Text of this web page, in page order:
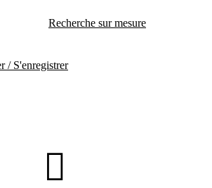
Recherche sur mesure
/ S'enregistrer